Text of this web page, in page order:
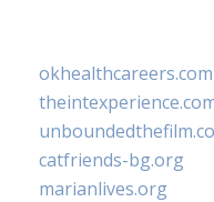
okhealthcareers.com
catfriends-bg.org
marianlives.org